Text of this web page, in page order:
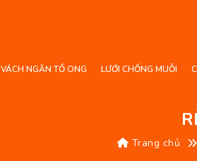
VÁCH NGĂN TỔ ONG LƯỚI CHỐNG MUỖI
Trang chủ